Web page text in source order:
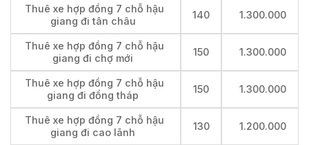
Thuê xe hợp đồng 7 chỗ hậu
giang đi tân châu
140 1.300.000
Thuê xe hợp đồng 7 chỗ hậu
giang đi chợ mới
150 1.300.000
Thuê xe hợp đồng 7 chỗ hậu
giang đi đồng tháp
150 1.300.000
Thuê xe hợp đồng 7 chỗ hậu
giang đi cao lãnh
130 1.200.000